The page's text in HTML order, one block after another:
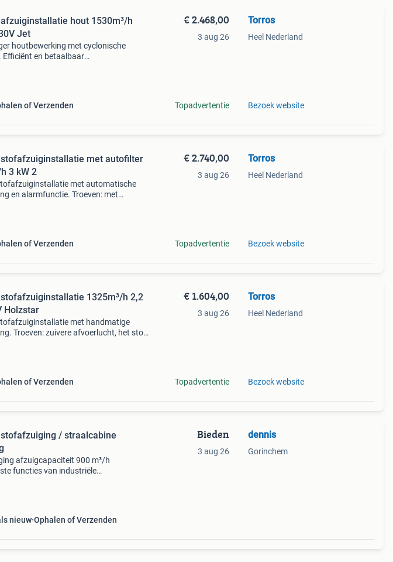
hout 1530m³/h
1,1kW 230V Jet
houtbewerking met cyclonische
Efficiënt en betaalbaar
of Verzenden
€ 2.468,00
3 aug 26
Topadvertentie
Torros
Heel Nederland
Bezoek website
stofafzuiginstallatie met autofilter
3 kW 2
met automatische
en alarmfunctie. Troeven: met
of Verzenden
€ 2.740,00
3 aug 26
Topadvertentie
Torros
Heel Nederland
Bezoek website
1325m³/h 2,2
Holzstar
met handmatige
Troeven: zuivere afvoerlucht, het stof
of Verzenden
€ 1.604,00
3 aug 26
Topadvertentie
Torros
Heel Nederland
Bezoek website
/ straalcabine
afzuigcapaciteit 900 m³/h
functies van industriële
nieuw Ophalen of Verzenden
Bieden
3 aug 26
dennis
Gorinchem